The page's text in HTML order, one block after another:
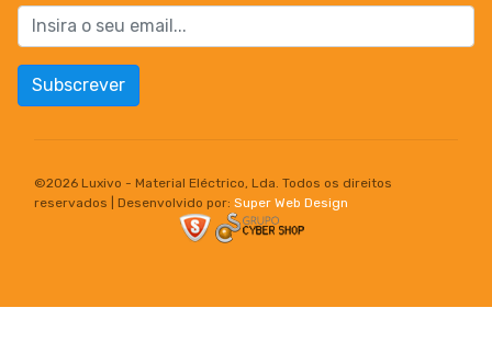
Subscrever
©2026 Luxivo - Material Eléctrico, Lda. Todos os direitos
reservados | Desenvolvido por: Super Web Design